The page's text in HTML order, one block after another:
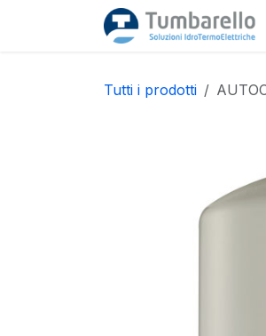
Passa al contenuto
Tutti i prodotti